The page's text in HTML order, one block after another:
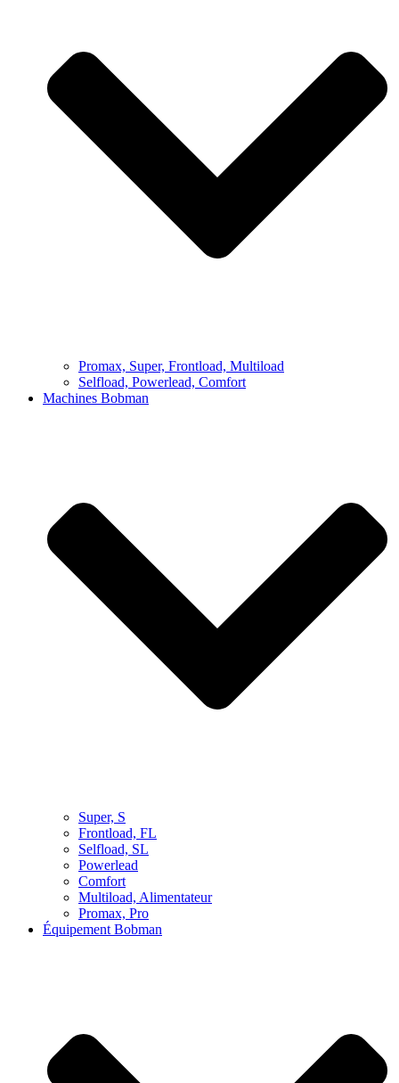
Promax, Super, Frontload, Multiload
Selfload, Powerlead, Comfort
Machines Bobman
Super, S
Frontload, FL
Selfload, SL
Powerlead
Comfort
Multiload, Alimentateur
Promax, Pro
Équipement Bobman